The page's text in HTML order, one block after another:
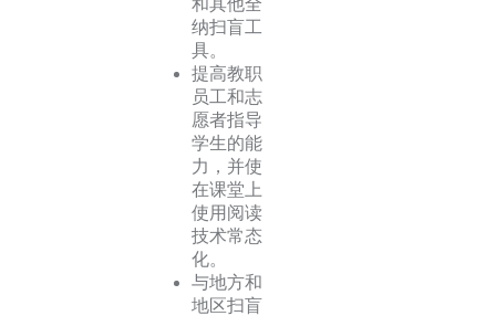
纳扫盲工
具。
提高教职
员工和志
愿者指导
学生的能
力，并使
在课堂上
使用阅读
技术常态
化。
与地方和
地区扫盲